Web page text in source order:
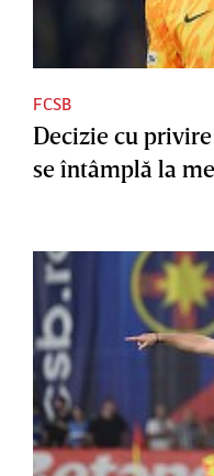
FCSB
Decizie cu
se întâmplă la